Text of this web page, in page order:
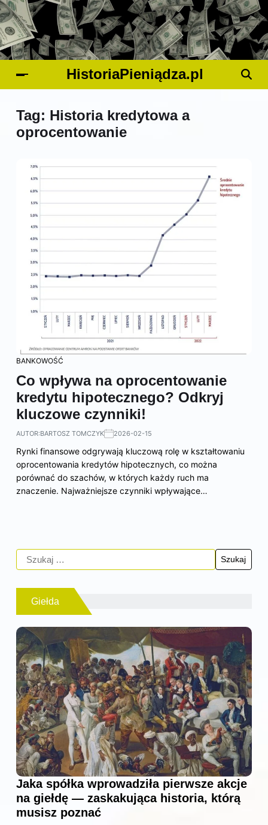
HistoriaPieniądza.pl
Tag: Historia kredytowa a
oprocentowanie
BANKOWOŚĆ
Co wpływa na oprocentowanie
kredytu hipotecznego? Odkryj
kluczowe czynniki!
AUTOR:BARTOSZ TOMCZYK 2026-02-15
Rynki finansowe odgrywają kluczową rolę w kształtowaniu
oprocentowania kredytów hipotecznych, co można
porównać do szachów, w których każdy ruch ma
znaczenie. Najważniejsze czynniki wpływające…
Giełda
Jaka spółka wprowadziła pierwsze akcje
na giełdę — zaskakująca historia, którą
musisz poznać